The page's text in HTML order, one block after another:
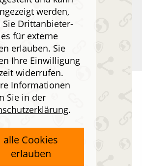
werden,
Sie Drittanbieter-
für externe
erlauben. Sie
Ihre Einwilligung
widerrufen.
Informationen
Sie in der
.
alle Cookies
erlauben
für mobile
als App (Quixx App) für Ihr
herunter.